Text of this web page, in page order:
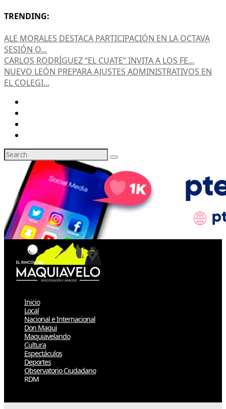
TRENDING:
ALE MORALES DESTACA PARTICIPACIÓN EN LA OCTAVA
SESIÓN O...
CARLOS RODRÍGUEZ “EL CUATE” INVITA A LOS FE...
NUEVO LEÓN PREPARA AJUSTES ADMINISTRATIVOS EN
EL COLEGI...
Inicio
Local
Nacional e Internacional
Don Maqui
Maquiavelando
Cultura
Espectáculos
Deportes
Observatorio Ciudadano
RDM